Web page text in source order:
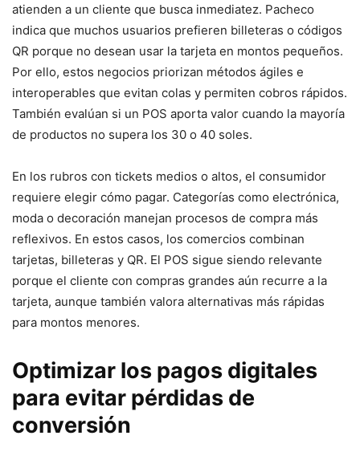
atienden a un cliente que busca inmediatez. Pacheco
indica que muchos usuarios prefieren billeteras o códigos
QR porque no desean usar la tarjeta en montos pequeños.
Por ello, estos negocios priorizan métodos ágiles e
interoperables que evitan colas y permiten cobros rápidos.
También evalúan si un POS aporta valor cuando la mayoría
de productos no supera los 30 o 40 soles.
En los rubros con tickets medios o altos, el consumidor
requiere elegir cómo pagar. Categorías como electrónica,
moda o decoración manejan procesos de compra más
reflexivos. En estos casos, los comercios combinan
tarjetas, billeteras y QR. El POS sigue siendo relevante
porque el cliente con compras grandes aún recurre a la
tarjeta, aunque también valora alternativas más rápidas
para montos menores.
Optimizar los pagos digitales
para evitar pérdidas de
conversión